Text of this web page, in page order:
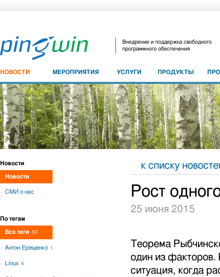
Внедрение и поддержка свободного
программного обеспечения
НОВОСТИ МЕРОПРИЯТИЯ УСЛУГИ ПРОДУКТЫ
к списку
Рост
25 июня 2015
Теорема
один из факторов.
ситуация, когда
Новости
Новости
СМИ о нас
По тегам
Все теги 50
Антон Ерещенко 1
Linux 4